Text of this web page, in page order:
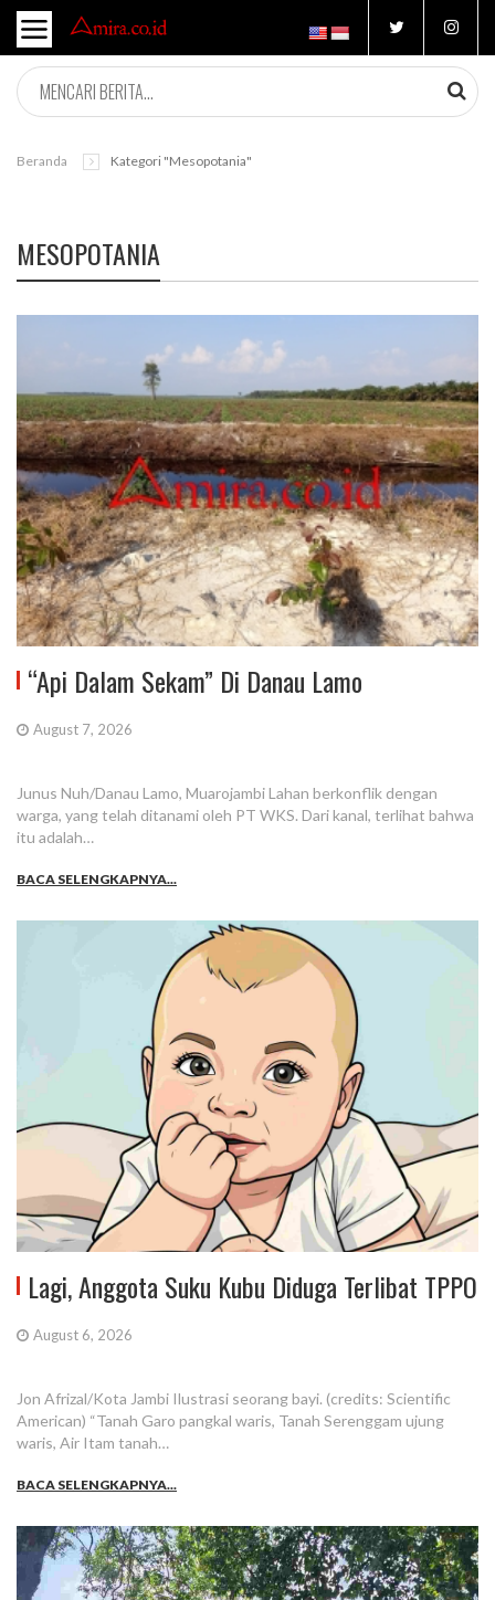
Beranda Kategori "mesopotania"
MESOPOTANIA
“Api Dalam Sekam” Di Danau Lamo
August 7, 2026
Junus Nuh/Danau Lamo, Muarojambi Lahan berkonflik dengan
warga, yang telah ditanami oleh PT WKS. Dari kanal, terlihat bahwa
itu adalah…
BACA SELENGKAPNYA...
Lagi, Anggota Suku Kubu Diduga Terlibat TPPO
August 6, 2026
Jon Afrizal/Kota Jambi Ilustrasi seorang bayi. (credits: Scientific
American) “Tanah Garo pangkal waris, Tanah Serenggam ujung
waris, Air Itam tanah…
BACA SELENGKAPNYA...